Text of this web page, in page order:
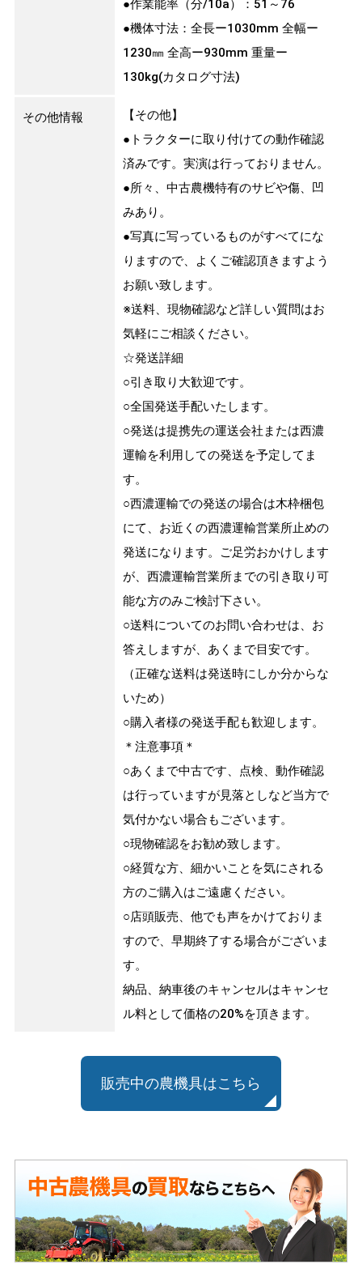
●作業能率（分/10a）：51～76
●機体寸法：全長ー1030mm 全幅ー
1230㎜ 全高ー930mm 重量ー
130kg(カタログ寸法)
その他情報
【その他】
●トラクターに取り付けての動作確認
済みです。実演は行っておりません。
●所々、中古農機特有のサビや傷、凹
みあり。
●写真に写っているものがすべてにな
りますので、よくご確認頂きますよう
お願い致します。
※送料、現物確認など詳しい質問はお
気軽にご相談ください。
☆発送詳細
○引き取り大歓迎です。
○全国発送手配いたします。
○発送は提携先の運送会社または西濃
運輸を利用しての発送を予定してま
す。
○西濃運輸での発送の場合は木枠梱包
にて、お近くの西濃運輸営業所止めの
発送になります。ご足労おかけします
が、西濃運輸営業所までの引き取り可
能な方のみご検討下さい。
○送料についてのお問い合わせは、お
答えしますが、あくまで目安です。
（正確な送料は発送時にしか分からな
いため）
○購入者様の発送手配も歓迎します。
＊注意事項＊
○あくまで中古です、点検、動作確認
は行っていますが見落としなど当方で
気付かない場合もございます。
○現物確認をお勧め致します。
○経質な方、細かいことを気にされる
方のご購入はご遠慮ください。
○店頭販売、他でも声をかけておりま
すので、早期終了する場合がございま
す。
納品、納車後のキャンセルはキャンセ
ル料として価格の20%を頂きます。
販売中の農機具はこちら